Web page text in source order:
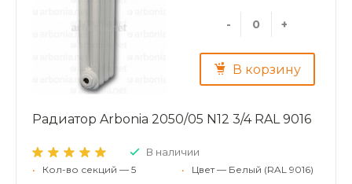
- +
В корзину
Радиатор Arbonia 2050/05 N12 3/4 RAL 9016
В наличии
•
Кол-во секций — 5
•
Цвет — Белый (RAL 9016)